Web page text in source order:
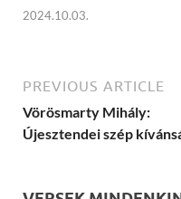
2024.10.03.
PREVIOUS ARTICLE
Vörösmarty Mihály:
Újesztendei szép